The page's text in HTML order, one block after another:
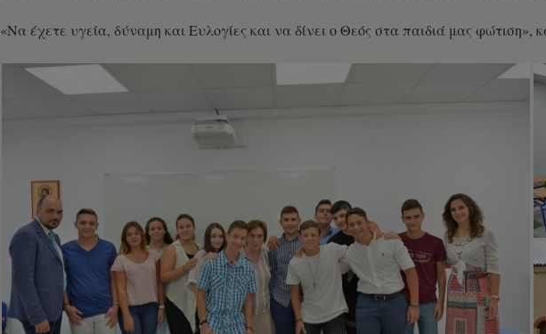
«Να έχετε υγεία, δύναμη και Ευλογίες και να δίνει ο Θεός στα παιδιά μας φώτιση»,